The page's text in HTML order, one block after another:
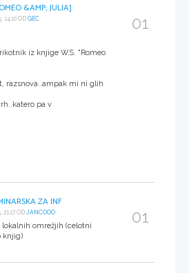
&AMP; JULIA]
14:10 OD GEC
iz knjige W.S. "Romeo
razsnova..ampak mi ni glih
pa v
01
ZA INF
21:17 ODJANCOOO
lokalnih omrežjih (celotni
knjig)
01